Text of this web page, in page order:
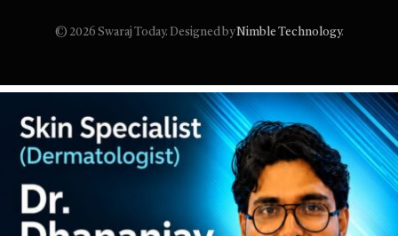
© 2026 Swaraj Today. Designed byNimble Technology.